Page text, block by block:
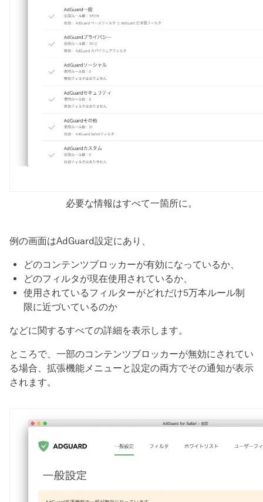
必要な情報はすべて一箇所に。
例の画面はAdGuard設定にあり、
どのコンテンツブロッカーが有効になっているか、
どのフィルタが現在使用されているか、
使用されているフィルターがどれだけ5万本ルール制
限に近づいているのか
などに関するすべての詳細を表示します。
ところで、一部のコンテンツブロッカーが無効にされてい
る場合、拡張機能メニューと設定の両方でその通知が表示
されます。